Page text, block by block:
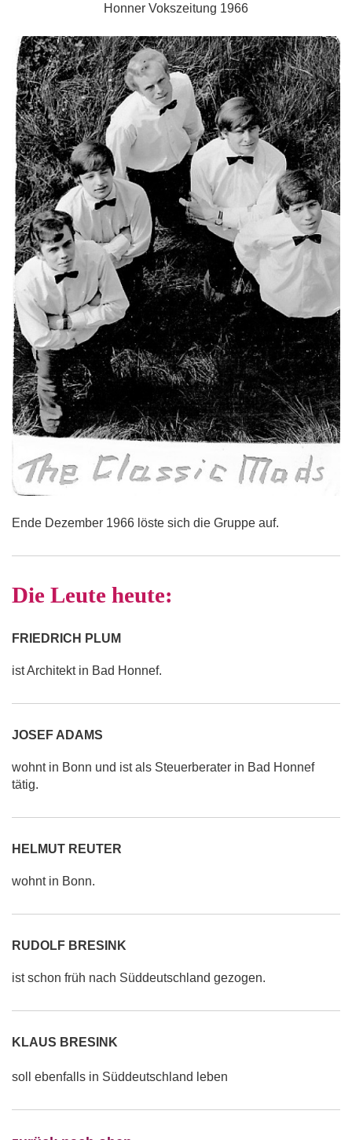
Honner Vokszeitung 1966
Ende Dezember 1966 löste sich die Gruppe auf.
Die Leute heute:
FRIEDRICH PLUM
ist Architekt in Bad Honnef.
JOSEF ADAMS
wohnt in Bonn und ist als Steuerberater in Bad Honnef
tätig.
HELMUT REUTER
wohnt in Bonn.
RUDOLF BRESINK
ist schon früh nach Süddeutschland gezogen.
KLAUS BRESINK
soll ebenfalls in Süddeutschland leben